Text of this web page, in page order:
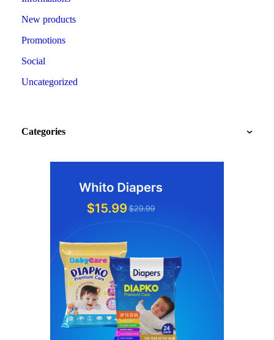
New products
Promotions
Social
Uncategorized
Categories